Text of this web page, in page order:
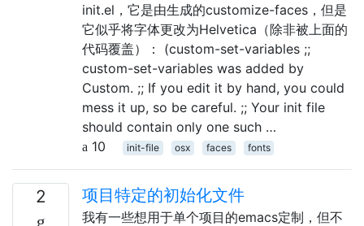
init.el，它是由生成的customize-faces，但是
它似乎将字体更改为Helvetica（除非被上面的
代码覆盖）： (custom-set-variables ;;
custom-set-variables was added by
Custom. ;; If you edit it by hand, you could
mess it up, so be careful. ;; Your init file
should contain only one such …
10
init-file osx faces fonts
2 项目特定的初始化文件
我有一些想用于单个项目的emacs定制，但不